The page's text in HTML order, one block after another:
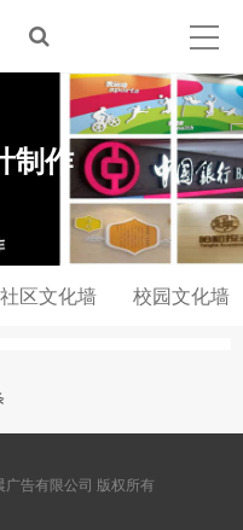
我们
动态
墙设计制作
展示
下载
制作
社区文化墙 校园文化墙
告有限公司 版权所有